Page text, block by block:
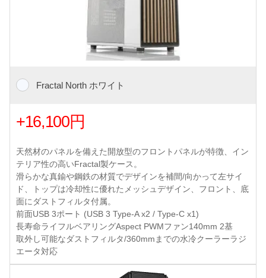
Fractal North ホワイト
+16,100円
天然材のパネルを備えた開放型のフロントパネルが特徴、イン
テリア性の高いFractal製ケース。
滑らかな真鍮や鋼鉄の材質でデザインを補間/向かって左サイ
ド、トップは冷却性に優れたメッシュデザイン、フロント、底
面にダストフィルタ付属。
前面USB 3ポート (USB 3 Type-A x2 / Type-C x1)
長寿命ライフルベアリングAspect PWMファン140mm 2基
取外し可能なダストフィルタ/360mmまでの水冷クーラーラジ
エータ対応